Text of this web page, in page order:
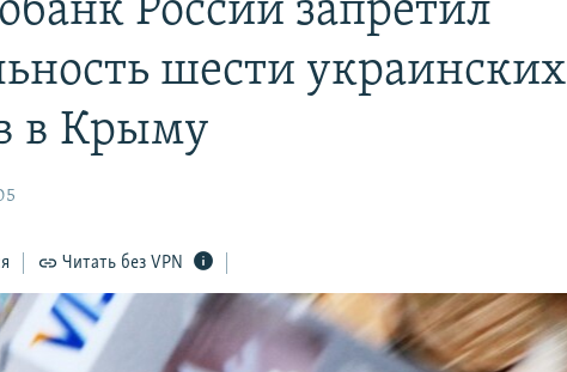
России запретил
шести украинских
в Крыму
Читать без VPN